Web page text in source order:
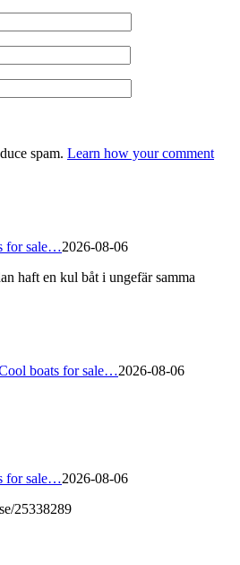
spam. Learn how your comment
for sale…2026-08-06
haft en kul båt i ungefär samma
boats for sale…2026-08-06
for sale…2026-08-06
25338289